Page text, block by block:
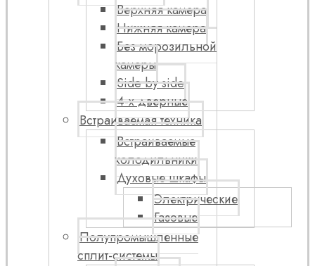
Верхняя камера
Нижняя камера
Без морозильной
камеры
Side by side
4-х дверные
Встраиваемая техника
Встраиваемые
холодильники
Духовые шкафы
Электрические
Газовые
Полупромышленные
сплит-системы